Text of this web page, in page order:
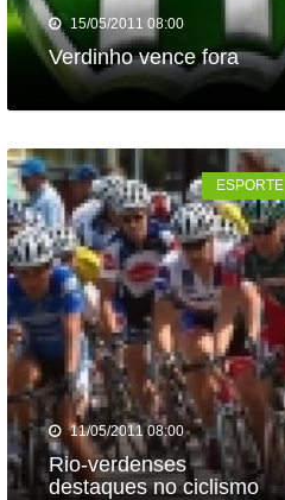
15/05/2011 08:00
Verdinho vence fora
ESPORTE
11/05/2011 08:00
Rio-verdenses
destaques no ciclismo